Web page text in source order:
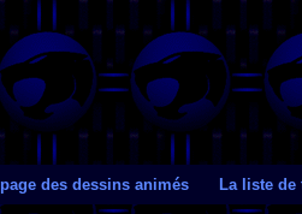
des dessins animés La liste de